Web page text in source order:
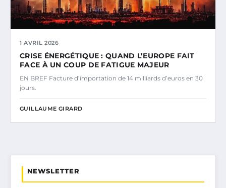
1 AVRIL 2026
CRISE ÉNERGÉTIQUE : QUAND L’EUROPE FAIT
FACE À UN COUP DE FATIGUE MAJEUR
EN BREF Facture d’importation de 14 milliards d’euros en 30
jours.
GUILLAUME GIRARD
NEWSLETTER